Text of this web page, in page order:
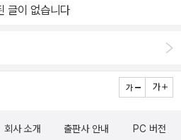
해결 불가한 문제를 징하게도 길게 끌
. 딱히 이렇다 할 이유도 없이 두루뭉
이 정도면 정신병이라도 해도 할 말
리를 유지하려고 합니다. 그만큼 밀어
글이 없습니다
회사 소개 출판사 안내 PC 버전